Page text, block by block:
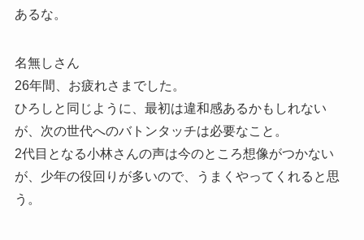
あるな。
名無しさん
26年間、お疲れさまでした。
ひろしと同じように、最初は違和感あるかもしれない
が、次の世代へのバトンタッチは必要なこと。
2代目となる小林さんの声は今のところ想像がつかない
が、少年の役回りが多いので、うまくやってくれると思
う。